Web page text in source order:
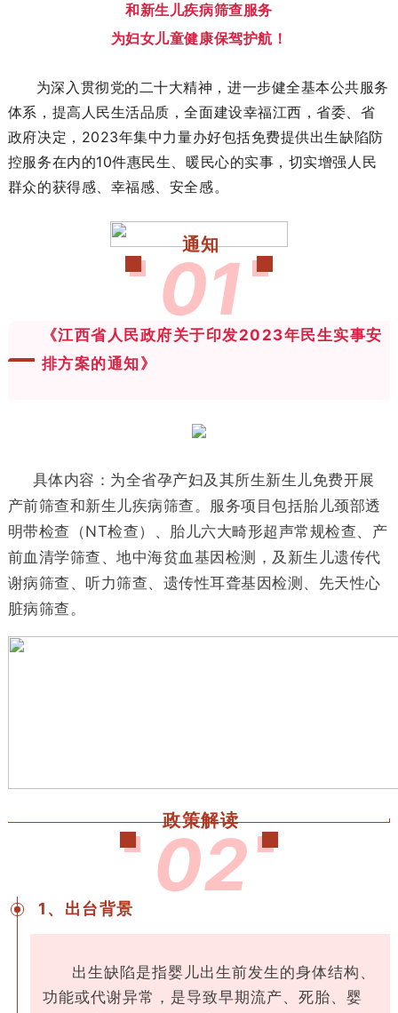
和新生儿疾病筛查服务
为妇女儿童健康保驾护航！
为深入贯彻党的二十大精神，进一步健全基本公共服务
体系，提高人民生活品质，全面建设幸福江西，省委、省
政府决定，2023年集中力量办好包括免费提供出生缺陷防
控服务在内的10件惠民生、暖民心的实事，切实增强人民
群众的获得感、幸福感、安全感。
01
通知
《江西省人民政府关于印发2023年民生实事安
排方案的通知》
具体内容：为全省孕产妇及其所生新生儿免费开展
产前筛查和新生儿疾病筛查。服务项目包括胎儿颈部透
明带检查（NT检查）、胎儿六大畸形超声常规检查、产
前血清学筛查、地中海贫血基因检测，及新生儿遗传代
谢病筛查、听力筛查、遗传性耳聋基因检测、先天性心
脏病筛查。
02
政策解读
1、 出台背景
出生缺陷是指婴儿出生前发生的身体结构、
功能或代谢异常，是导致早期流产、死胎、婴